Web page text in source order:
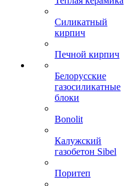
Силикатный
кирпич
Печной кирпич
Белорусские
газосиликатные
блоки
Bonolit
Калужский
газобетон Sibel
Поритеп